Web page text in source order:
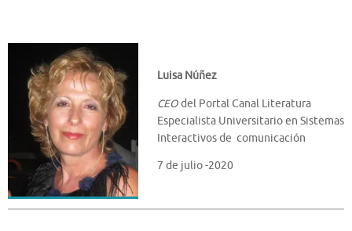
Luisa Núñez
CEOdel Portal Canal Literatura
Especialista Universitario en Sistemas
Interactivos de comunicación
7 de julio -2020